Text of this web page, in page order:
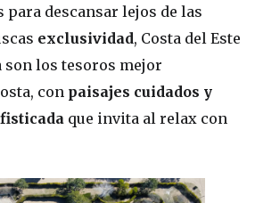
descansar lejos de las
exclusividad, Costa del Este
son los tesoros mejor
con paisajes cuidados y
que invita al relax con